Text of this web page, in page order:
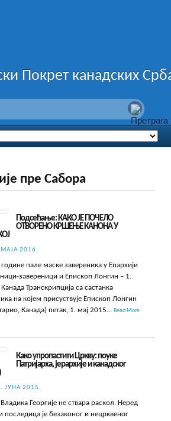
Покрет канадских
пре Сабора
Подсећање: КАКО ЈЕ ПОЧЕЛО
ОТВОРЕНО КРШЕЊЕ КАНОНА У
2016.
пале маске завереника у Епархији
завереници и Епископ Лонгин – 1.
Транскрипција са састанка
на којем присуствује Епископ Лонгин
Канада) петак, 1. мај 2015…Read More
Како упропастити Цркву: поуке
Патријарха, јерархије и канадског
ЈУНА 2015.
Георгије не ствара раскол. Неред
последица је безаконог и нецрквеног